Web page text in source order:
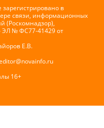
в
связи, информационных
(Роскомнадзор),
ЭЛ № ФС77-41429 от
Е.В.
16+